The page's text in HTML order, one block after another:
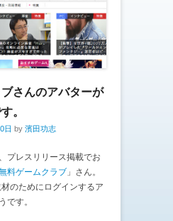
さんのアバターが
。
日 by 濱田功志
プレスリリース掲載でお
料ゲームクラブ 」さん。
のためにログインするア
です。